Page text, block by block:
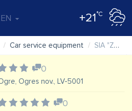
EN +21°C
Car service equipment SIA "ZEMGALI"
0
Ogres nov., LV-5001
0